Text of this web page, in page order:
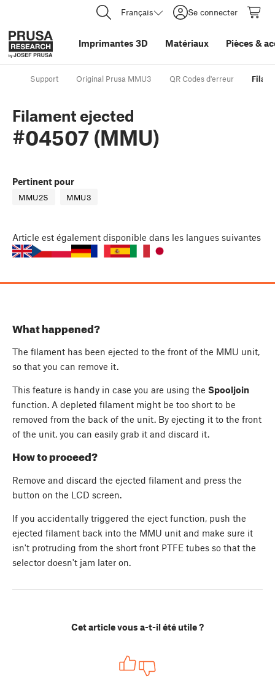
Français Se connecter
Imprimantes 3D Matériaux Pièces &
Support Original Prusa MMU3 QR Codes d'erreur
Filament ejected
#04507 (MMU)
Pertinent pour
MMU2S MMU3
Article est également disponible dans les langues suivantes
What happened?
The filament has been ejected to the front of the MMU unit,
so that you can remove it.
This feature is handy in case you are using the Spooljoin
function. A depleted filament might be too short to be
removed from the back of the unit. By ejecting it to the front
of the unit, you can easily grab it and discard it.
How to proceed?
Remove and discard the ejected filament and press the
button on the LCD screen.
If you accidentally triggered the eject function, push the
ejected filament back into the MMU unit and make sure it
isn't protruding from the short front PTFE tubes so that the
selector doesn't jam later on.
Cet article vous a-t-il été utile ?